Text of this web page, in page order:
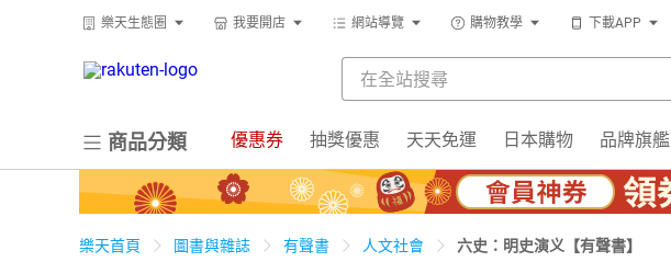
樂天生態圈 我要開店 網站導覽 購物教學 下載APP
商品分類 優惠券 抽獎優惠 天天免運 日本購物 品牌旗艦
樂天首頁 圖書與雜誌 有聲書 人文社會 六史：明史演义【有聲書】